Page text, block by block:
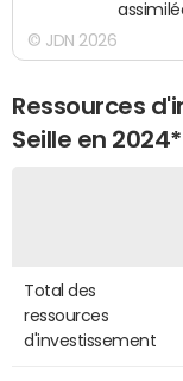
© JDN 2026
Ressources
Seille en
Total des
ressources
d'investissement